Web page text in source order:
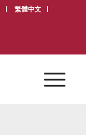
繁體中文